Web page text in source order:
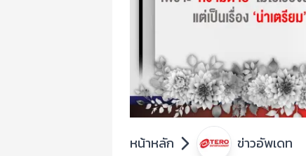
หน้าหลัก ข่าวอัพเดท